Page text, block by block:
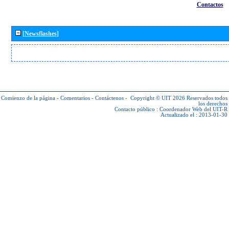
Contactos
[Newsflashes]
Comienzo de la página - Comentarios - Contáctenos - Copyright © UIT 2026 Reservados todos
los derechos
Contacto público : Coordenador Web del UIT-R
Actualizado el : 2013-01-30